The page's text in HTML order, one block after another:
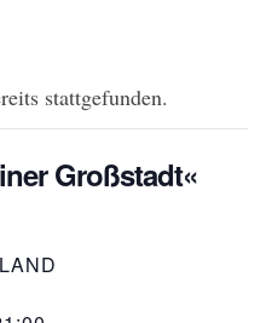
stattgefunden.
Großstadt«